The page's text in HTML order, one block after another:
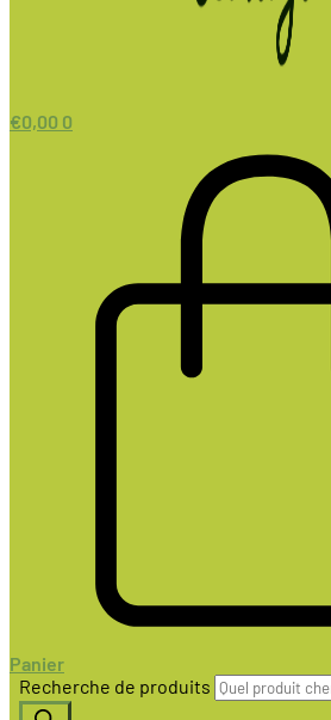
€0,00 0
Panier
Recherche de produits